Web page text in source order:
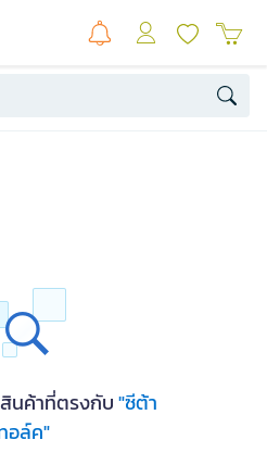
นค้าที่ตรงกับ"ซีต้า
อล์ค"